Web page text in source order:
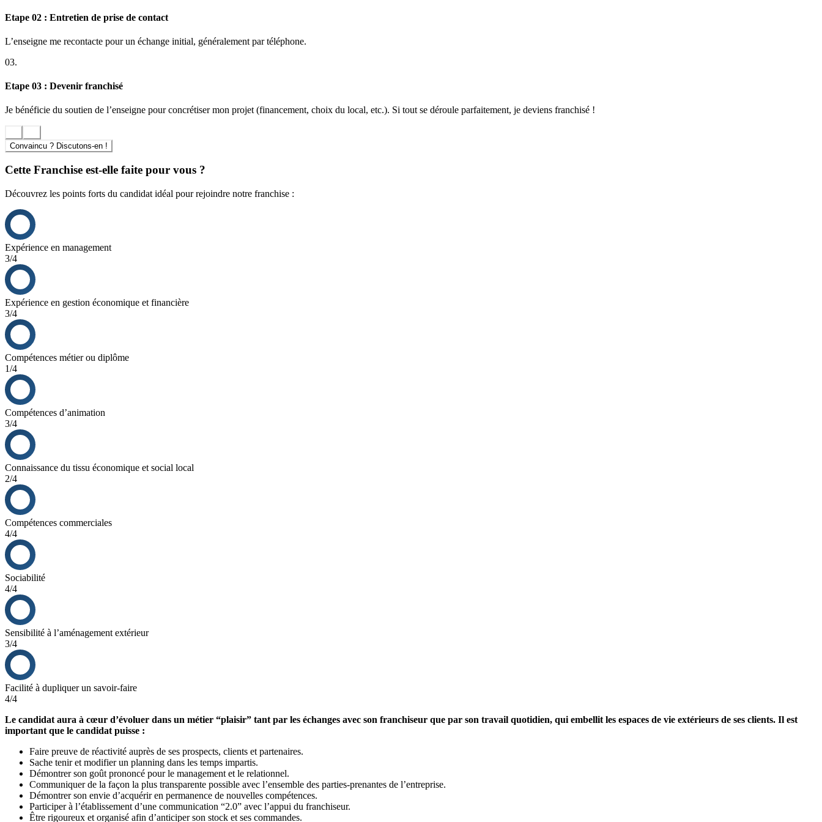
Etape 02 : Entretien de prise de contact
L’enseigne me recontacte pour un échange initial, généralement par téléphone.
03.
Etape 03 : Devenir franchisé
Je bénéficie du soutien de l’enseigne pour concrétiser mon projet (financement, choix du local, etc.). Si tout se déroule parfaitement, je deviens franchisé !
Convaincu ? Discutons-en !
Cette Franchise est-elle faite pour vous ?
Découvrez les points forts du candidat idéal pour rejoindre notre franchise :
Expérience en management
3/4
Expérience en gestion économique et financière
3/4
Compétences métier ou diplôme
1/4
Compétences d’animation
3/4
Connaissance du tissu économique et social local
2/4
Compétences commerciales
4/4
Sociabilité
4/4
Sensibilité à l’aménagement extérieur
3/4
Facilité à dupliquer un savoir-faire
4/4
Le candidat aura à cœur d’évoluer dans un métier “plaisir” tant par les échanges avec son franchiseur que par son travail quotidien, qui embellit les espaces de vie extérieurs de ses clients. Il est
important que le candidat puisse :
Faire preuve de réactivité auprès de ses prospects, clients et partenaires.
Sache tenir et modifier un planning dans les temps impartis.
Démontrer son goût prononcé pour le management et le relationnel.
Communiquer de la façon la plus transparente possible avec l’ensemble des parties-prenantes de l’entreprise.
Démontrer son envie d’acquérir en permanence de nouvelles compétences.
Participer à l’établissement d’une communication “2.0” avec l’appui du franchiseur.
Être rigoureux et organisé afin d’anticiper son stock et ses commandes.